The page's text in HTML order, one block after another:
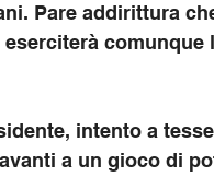
Pare addirittura
comunque
intento a
a un gioco di